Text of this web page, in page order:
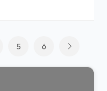
5 6